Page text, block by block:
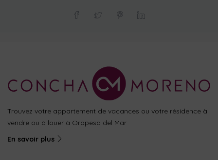
Trouvez votre appartement de vacances ou votre résidence à
vendre ou à louer à Oropesa del Mar
En savoir plus